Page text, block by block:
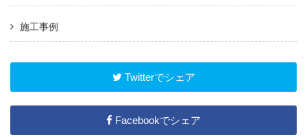
施工事例
Twitterでシェア
Facebookでシェア